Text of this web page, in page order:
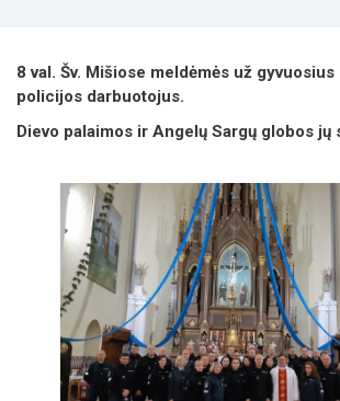
8 val. Šv. Mišiose meldėmės už
policijos darbuotojus.
Dievo palaimos ir Angelų Sargų globos jų